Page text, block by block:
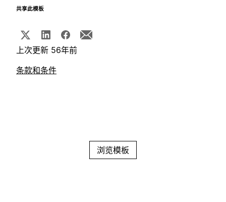
共享此模板
上次更新 56年前
条款和条件
浏览模板